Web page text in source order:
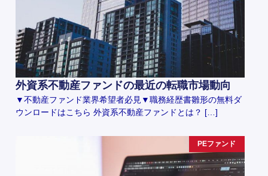
外資系不動産ファンドの最近の転職市場動向
▼不動産ファンド業界希望者必見▼職務経歴書雛形の無料ダ
ウンロードはこちら 外資系不動産ファンドとは？ […]
PEファンド